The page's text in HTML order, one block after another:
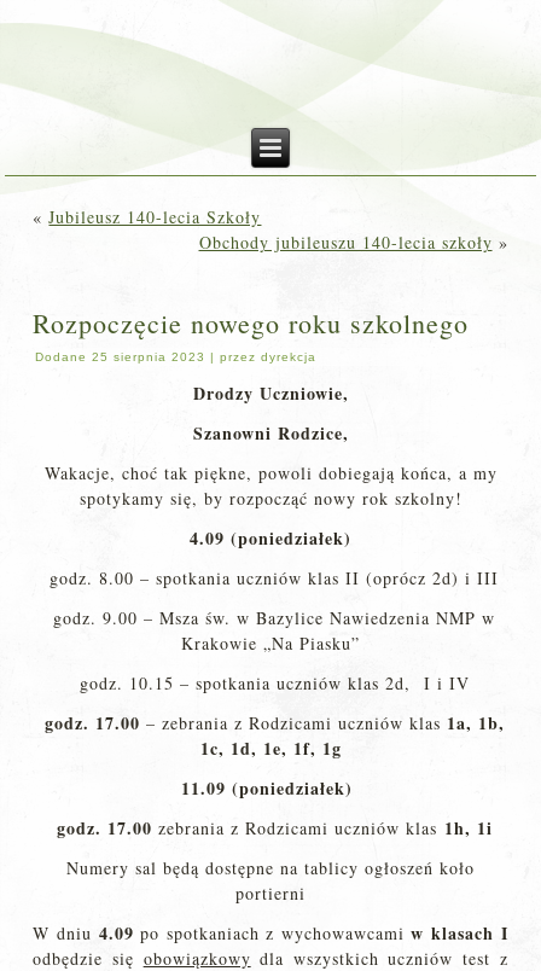
«Jubileusz 140-lecia Szkoły
Obchody jubileuszu 140-lecia szkoły »
Rozpoczęcie nowego roku szkolnego
Dodane 25 sierpnia 2023 |przez dyrekcja
Drodzy Uczniowie,
Szanowni Rodzice,
Wakacje, choć tak piękne, powoli dobiegają końca, a my
spotykamy się, by rozpocząć nowy rok szkolny!
4.09 (poniedziałek)
godz. 8.00 – spotkania uczniów klas II (oprócz 2d) i III
godz. 9.00 – Msza św. w Bazylice Nawiedzenia NMP w
Krakowie „Na Piasku”
godz. 10.15 – spotkania uczniów klas 2d, I i IV
godz. 17.00 – zebrania z Rodzicami uczniów klas 1a, 1b,
1c, 1d, 1e, 1f, 1g
11.09 (poniedziałek)
godz. 17.00 zebrania z Rodzicami uczniów klas 1h, 1i
Numery sal będą dostępne na tablicy ogłoszeń koło
portierni
W dniu 4.09 po spotkaniach z wychowawcamiw klasach I
odbędzie się obowiązkowy dla wszystkich uczniów test z